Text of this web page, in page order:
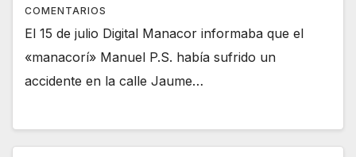
COMENTARIOS
El 15 de julio Digital Manacor informaba que el
«manacorí» Manuel P.S. había sufrido un
accidente en la calle Jaume…